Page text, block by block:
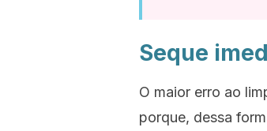
Seque
O maior erro ao
porque, dessa